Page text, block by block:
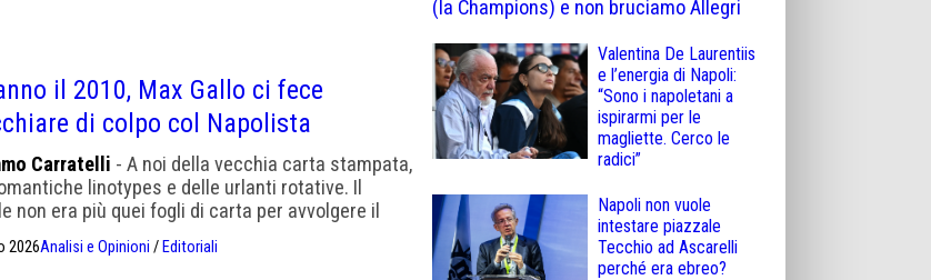
il 2010, Max Gallo ci fece
di colpo col Napolista
Carratelli - A noi della vecchia carta stampata,
linotypes e delle urlanti rotative. Il
non era più quei fogli di carta per avvolgere il
compleanno, Napolista
2026Analisi e Opinioni / Editoriali
(la Champions) e non bruciamo Allegri
Valentina De Laurentiis
e l’energia di Napoli:
“Sono i napoletani a
ispirarmi per le
magliette. Cerco le
radici”
Napoli non vuole
intestare piazzale
Tecchio ad Ascarelli
perché era ebreo?